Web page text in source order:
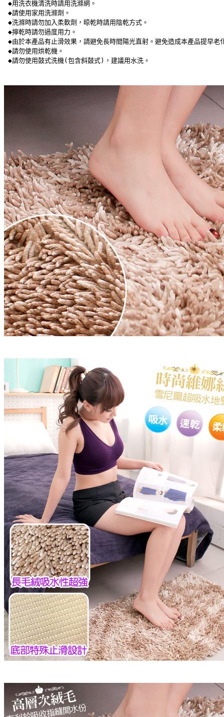
◆用洗衣機清洗時請用洗滌網。
◆請使用家用洗滌劑。
◆洗滌時請勿加入柔軟劑，晾乾時請用陰乾方式。
◆擰乾時請勿過度用力。
◆由於本產品有止滑效果，請避免長時間陽光直射。避免造成本產品提早老
◆請勿使用烘乾機。
◆請勿使用鼓式洗機(包含斜鼓式)，建議用水洗。